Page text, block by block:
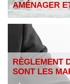
AMÉNAGER
RÈGLEMENT
SONT LES